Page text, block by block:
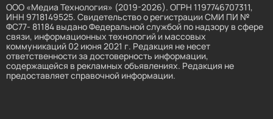
ООО «Медиа Технология» (2019-2026). ОГРН 1197746707311,
ИНН 9718149525. Свидетельство о регистрации СМИ ПИ №
ФС77- 81184 выдано Федеральной службой по надзору в сфере
связи, информационных технологий и массовых
коммуникаций 02 июня 2021 г. Редакция не несет
ответственности за достоверность информации,
содержащейся в рекламных объявлениях. Редакция не
предоставляет справочной информации.